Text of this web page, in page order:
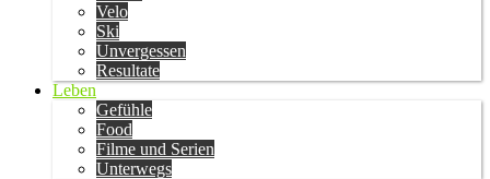
Velo
Ski
Unvergessen
Resultate
Leben
Gefühle
Food
Filme und Serien
Unterwegs